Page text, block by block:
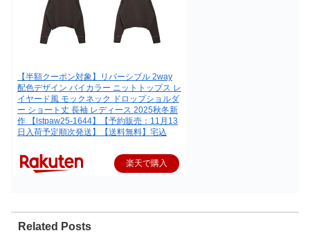
【半額クーポン対象】リバーシブル 2way
配色デザイン バイカラー ニットトップス レ
イヤード風 モックネック ドロップショルダ
ー ショート丈 長袖 レディース 2025秋冬新
作 【lstpaw25-1644】【予約販売：11月13
日入荷予定順次発送】【送料無料】宅込
楽天で購入
Related Posts